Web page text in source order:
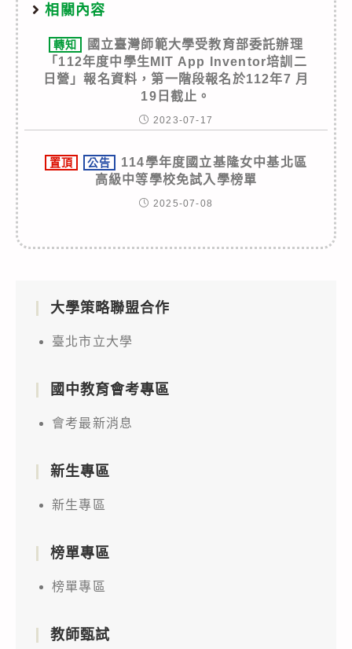
相關內容
轉知
國立臺灣師範大學受教育部委託辦理
「112年度中學生MIT App Inventor培訓二
日營」報名資料，第一階段報名於112年7 月
19日截止。
2023-07-17
置頂 公告
114學年度國立基隆女中基北區
高級中等學校免試入學榜單
2025-07-08
大學策略聯盟合作
臺北市立大學
國中教育會考專區
會考最新消息
新生專區
新生專區
榜單專區
榜單專區
教師甄試